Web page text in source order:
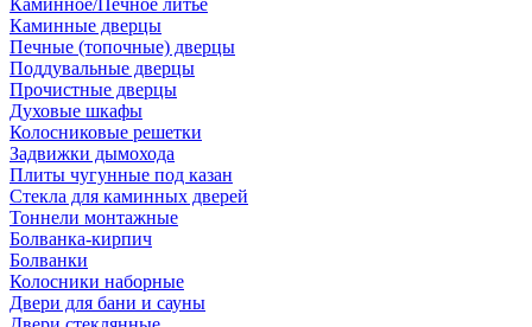
Каминное/Печное литье
Каминные дверцы
Печные (топочные) дверцы
Поддувальные дверцы
Прочистные дверцы
Духовые шкафы
Колосниковые решетки
Задвижки дымохода
Плиты чугунные под казан
Стекла для каминных дверей
Тоннели монтажные
Болванка-кирпич
Болванки
Колосники наборные
Двери для бани и сауны